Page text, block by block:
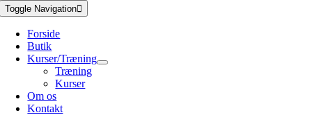
Toggle Navigation
Forside
Butik
Kurser/Træning
Træning
Kurser
Om os
Kontakt